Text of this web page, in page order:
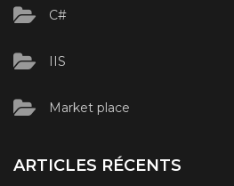
C#
IIS
Market place
ARTICLES RÉCENTS